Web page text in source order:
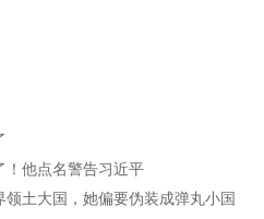
！他点名警告习近平
领土大国，她偏要伪装成弹丸小国